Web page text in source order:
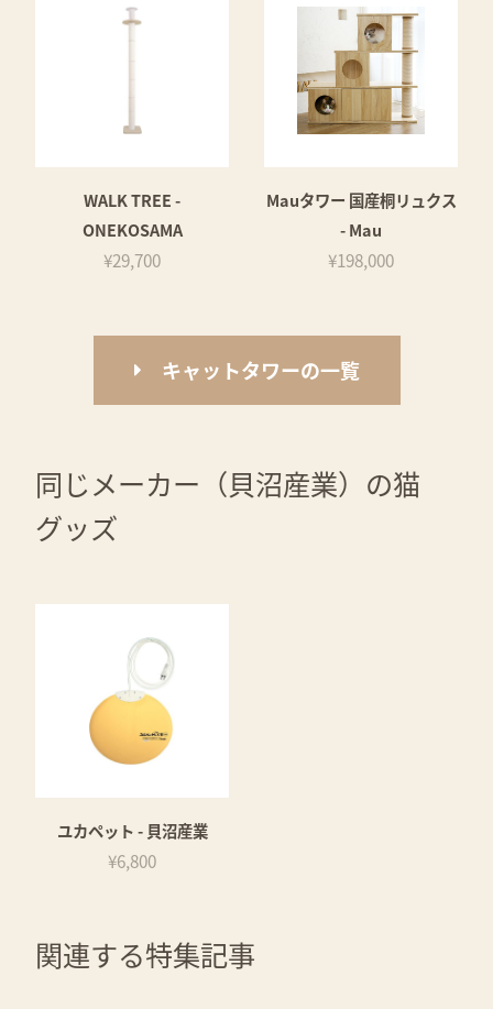
WALK TREE -
ONEKOSAMA
¥29,700
Mauタワー 国産桐リュクス
- Mau
¥198,000
キャットタワーの一覧
同じメーカー（貝沼産業）の猫
グッズ
ユカペット - 貝沼産業
¥6,800
関連する特集記事